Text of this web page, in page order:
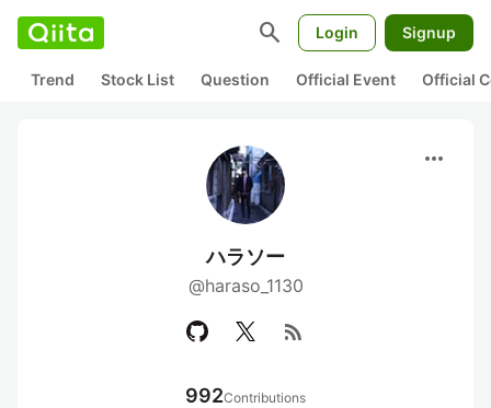
search Login Signup
Trend Stock List Question Official Event Official
more_horiz
ハラソー
@haraso_1130
rss_feed
992Contributions